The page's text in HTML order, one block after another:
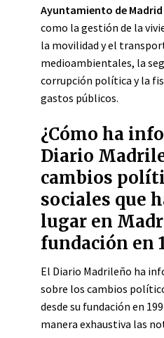
Ayuntamiento de Madrid
como la gestión de la
la movilidad y el
medioambientales, la
corrupción política y la
gastos públicos.
¿Cómo ha
Diario
cambios
sociales que
lugar en
fundación en
El Diario Madrileño ha
sobre los cambios
desde su fundación en
manera exhaustiva las